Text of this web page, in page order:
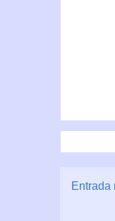
Entrada